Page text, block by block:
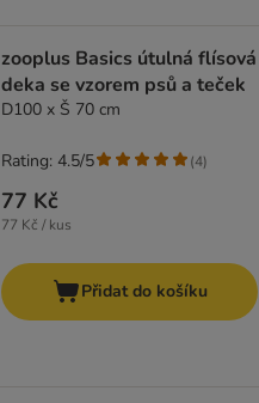
zooplus Basics útulná flísová
deka se vzorem psů a teček
D100 x Š 70 cm
77 Kč
77 Kč / kus
Rating: 4.5/5 (4)
Přidat do košíku